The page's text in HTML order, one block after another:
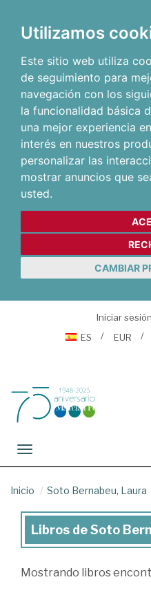
Utilizamos
Este sitio web utiliza
de seguimiento para
navegación con los
la funcionalidad básica
una mejor experiencia
interés en nuestros
personalizar las
mostrar anuncios que
usted.
CAMBIAR
Iniciar sesión
ES
EUR
Toggle navigation
Inicio Soto Bernabeu, Laura
Libros
Soto
Libros de Soto
Mostrando libros